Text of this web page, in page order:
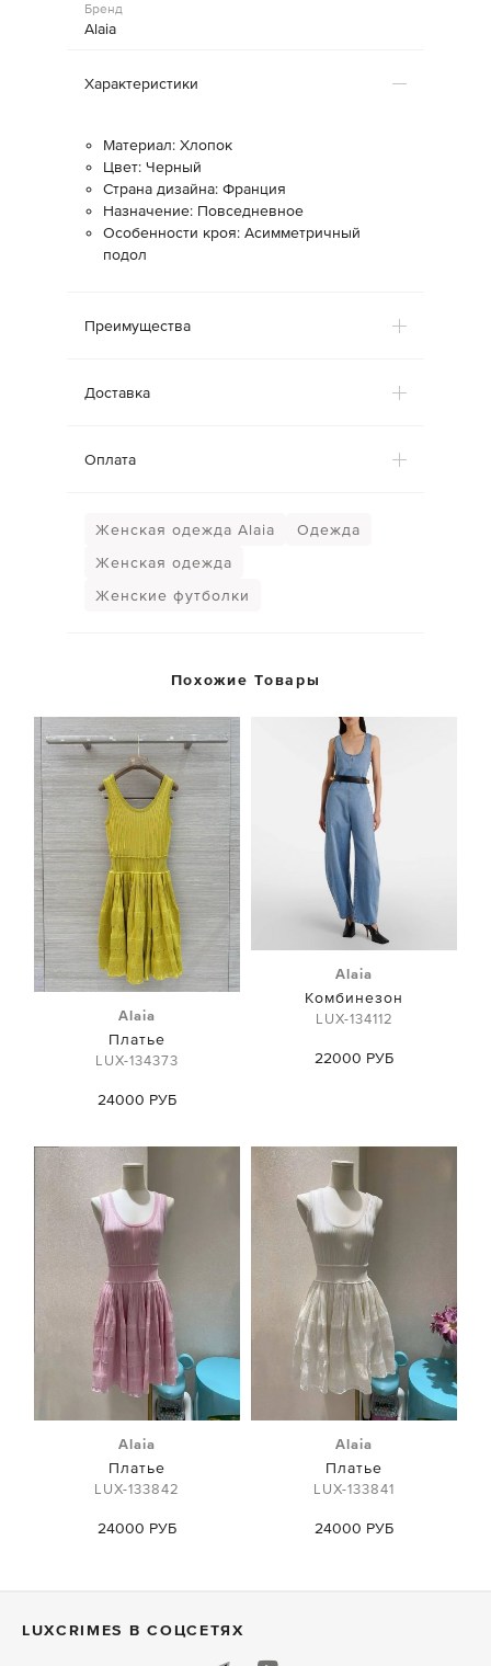
Бренд
Alaia
Характеристики
Материал: Хлопок
Цвет: Черный
Страна дизайна: Франция
Назначение: Повседневное
Особенности кроя: Асимметричный
подол
Преимущества
Доставка
Оплата
Женская одежда Alaia
Одежда
Женская одежда
Женские футболки
Похожие Товары
Alaia
Платье
LUX-134373
24000 РУБ
Alaia
Комбинезон
LUX-134112
22000 РУБ
Alaia
Платье
LUX-133842
24000 РУБ
Alaia
Платье
LUX-133841
24000 РУБ
LUXСRIMES В СОЦСЕТЯХ